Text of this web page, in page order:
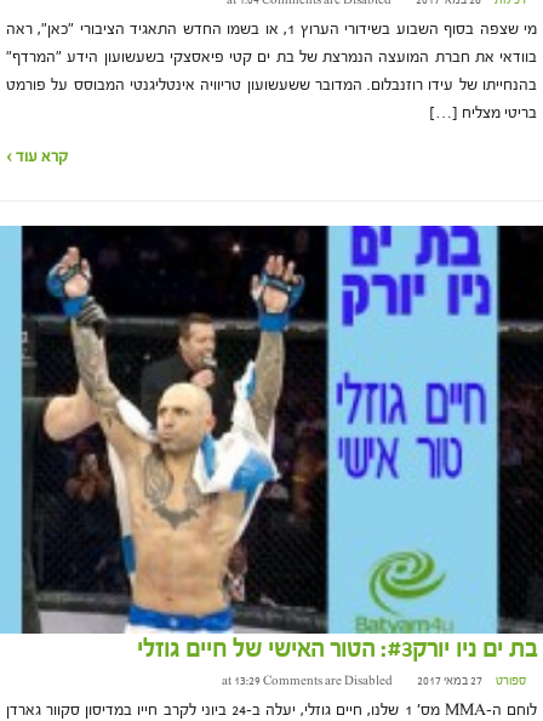
מי שצפה בסוף השבוע בשידורי הערוץ 1, או בשמו החדש התאגיד הציבורי "כאן", ראה
בוודאי את חברת המועצה הנמרצת של בת ים קטי פיאסצקי בשעשועון הידע "המרדף"
בהנחייתו של עידו רוזנבלום. המדובר ששעשועון טריוויה אינטליגנטי המבוסס על פורמט
בריטי מצליח […]
קרא עוד ›
בת ים ניו יורק#3: הטור האישי של חיים גוזלי
ספורט 27 במאי 2017 at 13:29 Comments are Disabled
לוחם ה-MMA מס' 1 שלנו, חיים גוזלי, יעלה ב-24 ביוני לקרב חייו במדיסון סקוור גארדן